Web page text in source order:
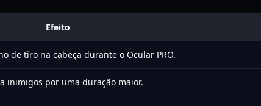
Efeito
de tiro na cabeça durante o Ocular PRO.
inimigos por uma duração maior.